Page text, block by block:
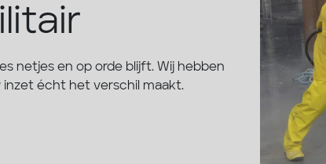
netjes en op orde blijft. Wij hebben
inzet écht het verschil maakt.